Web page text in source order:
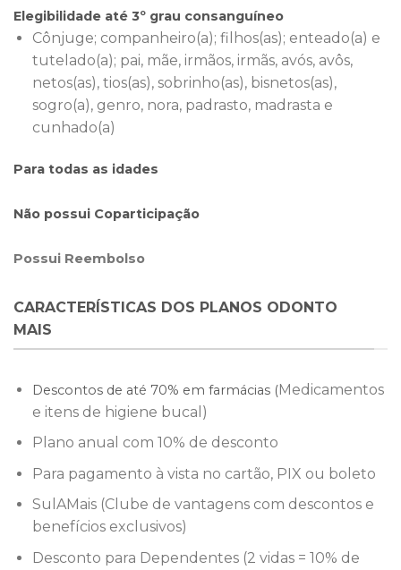
Elegibilidade até 3º grau consanguíneo
Cônjuge; companheiro(a); filhos(as); enteado(a) e
tutelado(a); pai, mãe, irmãos, irmãs, avós, avôs,
netos(as), tios(as), sobrinho(as), bisnetos(as),
sogro(a), genro, nora, padrasto, madrasta e
cunhado(a)
Para todas as idades
Não possui Coparticipação
Possui Reembolso
CARACTERÍSTICAS DOS PLANOS ODONTO
MAIS
Descontos de até 70% em farmácias (Medicamentos
e itens de higiene bucal)
Plano anual com 10% de desconto
Para pagamento à vista no cartão, PIX ou boleto
SulAMais (Clube de vantagens com descontos e
benefícios exclusivos)
Desconto para Dependentes (2 vidas = 10% de